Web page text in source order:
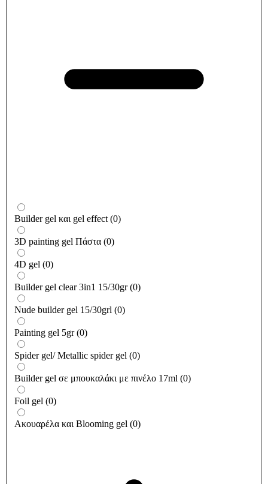
Builder gel και gel effect (0)
3D painting gel Πάστα (0)
4D gel (0)
Builder gel clear 3in1 15/30gr (0)
Nude builder gel 15/30grl (0)
Painting gel 5gr (0)
Spider gel/ Metallic spider gel (0)
Builder gel σε μπουκαλάκι με πινέλο 17ml (0)
Foil gel (0)
Ακουαρέλα και Blooming gel (0)